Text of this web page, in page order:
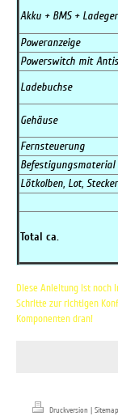
Akku + BMS +
Poweranzeige
Powerswitch mit
Ladebuchse
Gehäuse
Fernsteuerung
Befestigungsmaterial
Lötkolben, Lot, Stecker
Total ca.
Diese Anleitung ist noch
Schritte zur richtigen
Komponenten dran!
Druckversion | Sitemap